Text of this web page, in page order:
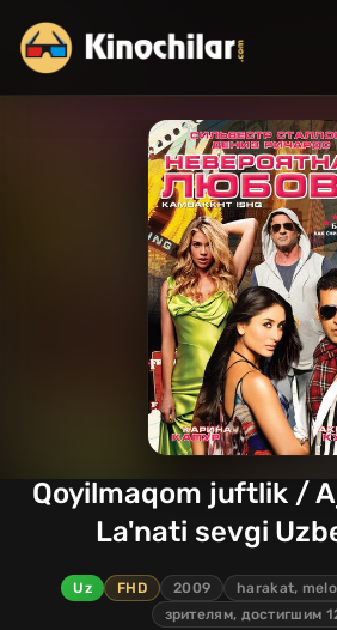
Qoyilmaqom juftlik /
La'nati sevgi
Uz FHD 2009
harakat,
зрителям, достигшим